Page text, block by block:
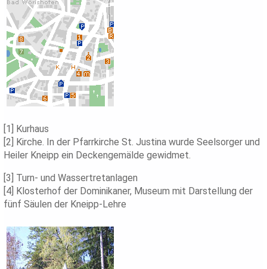
[1] Kurhaus
[2] Kirche. In der Pfarrkirche St. Justina wurde Seelsorger und
Heiler Kneipp ein Deckengemälde gewidmet.
[3] Turn- und Wassertretanlagen
[4] Klosterhof der Dominikaner, Museum mit Darstellung der
fünf Säulen der Kneipp-Lehre